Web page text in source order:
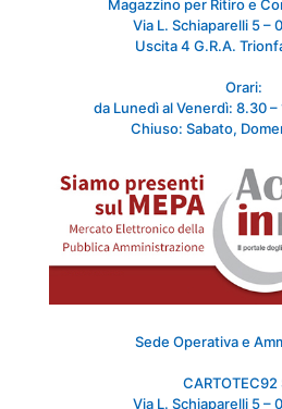
Magazzino per Ritiro e
Via L. Schiaparelli 5 –
Uscita 4 G.R.A.
Orari:
da Lunedì al Venerdì: 8.30
Chiuso: Sabato,
Sede Operativa e
CARTOTEC92
Via L. Schiaparelli 5 –